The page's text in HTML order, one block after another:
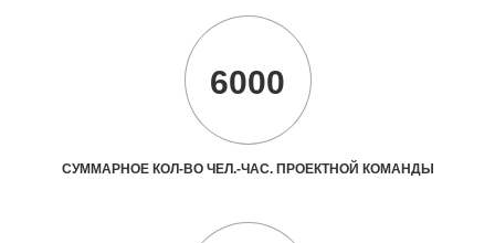
6000
СУММАРНОЕ КОЛ-ВО ЧЕЛ.-ЧАС. ПРОЕКТНОЙ КОМАНДЫ